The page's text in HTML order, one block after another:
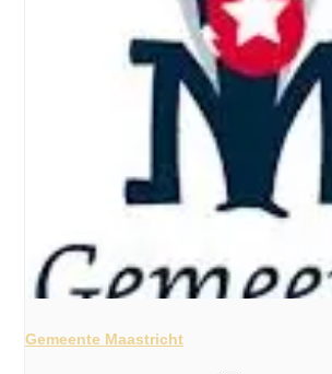
Gemeente Maastricht